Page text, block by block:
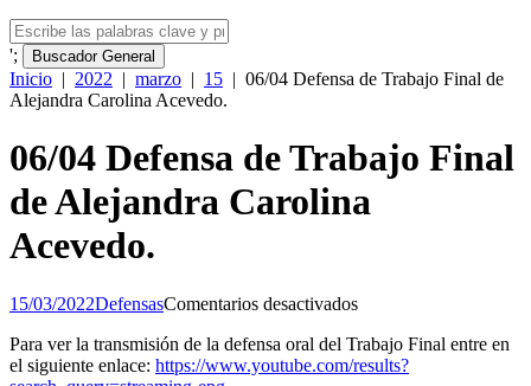
'; Buscador General
Inicio | 2022 | marzo | 15 | 06/04 Defensa de Trabajo Final de
Alejandra Carolina Acevedo.
06/04 Defensa de Trabajo Final
de Alejandra Carolina
Acevedo.
15/03/2022DefensasComentarios desactivadosen
Defensa
de
Para ver la transmisión de la defensa oral del Trabajo Final entre en
el siguiente enlace: https://www.youtube.com/results?